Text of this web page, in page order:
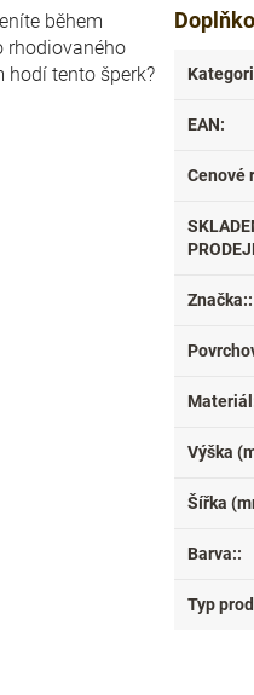
během
rhodiovaného
hodí tento šperk?
EAN:
Cenové
Značka::
Výška
Šířka
Barva::
Typ